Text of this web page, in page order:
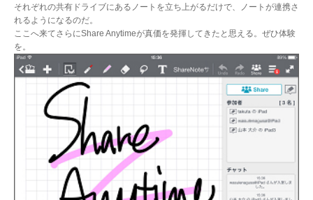
それぞれの共有ドライブにあるノートを立ち上がるだけで、ノートが連携さ
れるようになるのだ。
ここへ来てさらにShare Anytimeが真価を発揮してきたと思える。ぜひ体験
を。